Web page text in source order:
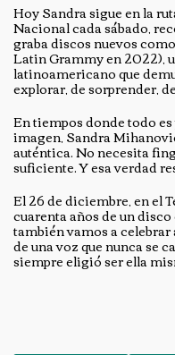
Hoy Sandra sigue en la
Nacional cada sábado,
graba discos nuevos
Latin Grammy en 2022),
latinoamericano que
explorar, de sorprender,
En tiempos donde todo
imagen, Sandra
auténtica. No necesita
suficiente. Y esa verdad
El 26 de diciembre, en el
cuarenta años de un
también vamos a
de una voz que nunca se
siempre eligió ser ella